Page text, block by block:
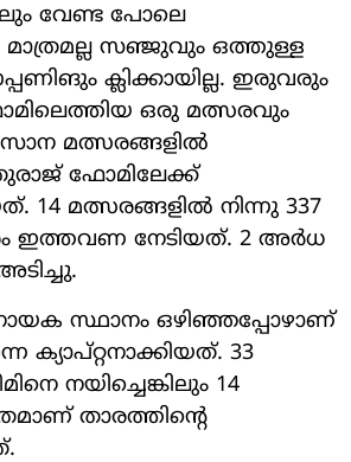
വേണ്ട പോലെ
മാത്രമല്ല സഞ്ജുവും ഒത്തുള്ള
ക്ലിക്കായില്ല. ഇരുവരും
ഒരു മത്സരവും
മത്സരങ്ങളിൽ
ഫോമിലേക്ക്
14 മത്സരങ്ങളിൽ നിന്നു 337
ഇത്തവണ നേടിയത്. 2 അർധ
സ്ഥാനം ഒഴിഞ്ഞപ്പോഴാണ്
33
നയിച്ചെങ്കിലും 14
താരത്തിന്റെ